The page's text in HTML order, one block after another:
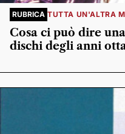
RUBRICA TUTTA UN'ALTRA
Cosa ci può dire
dischi degli anni